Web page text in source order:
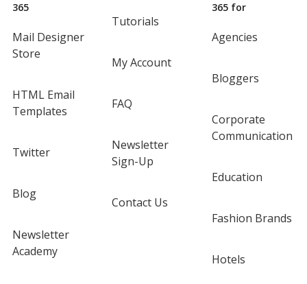
365
Mail Designer
Store
HTML Email
Templates
Twitter
Blog
Newsletter
Academy
Tutorials
My Account
FAQ
Newsletter
Sign-Up
Contact Us
365 for
Agencies
Bloggers
Corporate
Communication
Education
Fashion Brands
Hotels